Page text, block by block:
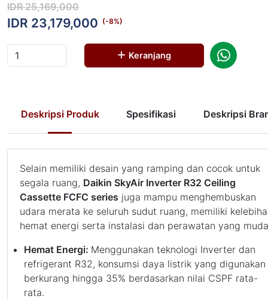
IDR 25,169,000
IDR 23,179,000 (-8%)
Keranjang
Deskripsi Produk Spesifikasi Deskripsi
Selain memiliki desain yang ramping dan cocok untuk
segala ruang, Daikin SkyAir Inverter R32 Ceiling
Cassette FCFC series juga mampu menghembuskan
udara merata ke seluruh sudut ruang, memiliki
hemat energi serta instalasi dan perawatan yang
Hemat Energi: Menggunakan teknologi Inverter dan
refrigerant R32, konsumsi daya listrik yang digunakan
berkurang hingga 35% berdasarkan nilai CSPF rata-
rata.